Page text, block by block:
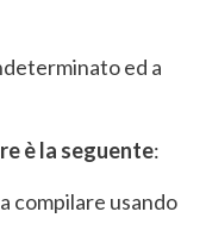
ed a
è la seguente:
compilare usando